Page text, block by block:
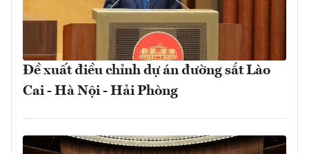
Đề xuất điều chỉnh dự án đường sắt Lào
Cai - Hà Nội - Hải Phòng